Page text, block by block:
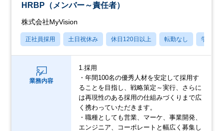
HRBP（メンバー～責任者）
株式会社MyVision
正社員採用 土日祝休み 休日120日以上 転勤なし 学歴不
業務内容
1.採用
・年間100名の優秀人材を安定して採用す
ることを目指し、戦略策定～実行、さらに
は再現性のある採用の仕組みづくりまで広
く携わっていただきます。
・職種としても営業、マーケ、事業開発、
エンジニア、コーポレートと幅広く募集し